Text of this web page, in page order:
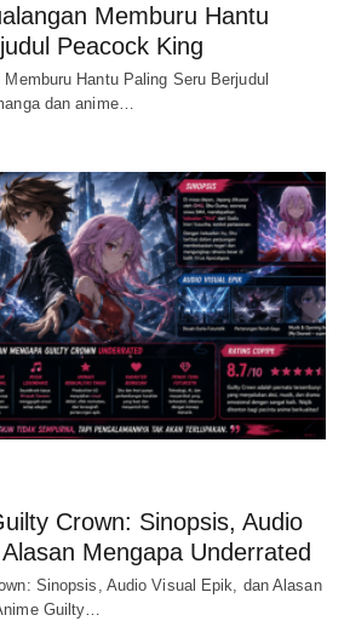
Memburu Hantu
Peacock King
Hantu Paling Seru Berjudul
dan anime…
Crown: Sinopsis, Audio
Mengapa Underrated
Sinopsis, Audio Visual Epik, dan Alasan
Guilty…